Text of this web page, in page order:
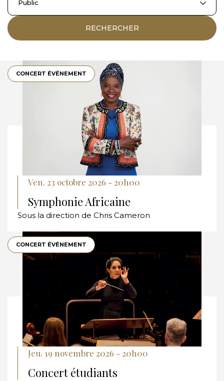
Public
RECHERCHER
Symphonie Africaine
Ven. 23 octobre 2026 - 20h00
Sous la direction de Chris Cameron
CONCERT ÉVÉNEMENT
Concert étudiants
Jeu. 19 novembre 2026 - 20h00
CONCERT ÉVÉNEMENT